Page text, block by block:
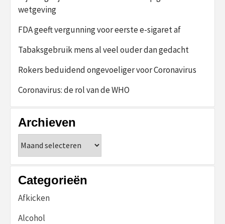
wetgeving
FDA geeft vergunning voor eerste e-sigaret af
Tabaksgebruik mens al veel ouder dan gedacht
Rokers beduidend ongevoeliger voor Coronavirus
Coronavirus: de rol van de WHO
Archieven
Categorieën
Afkicken
Alcohol